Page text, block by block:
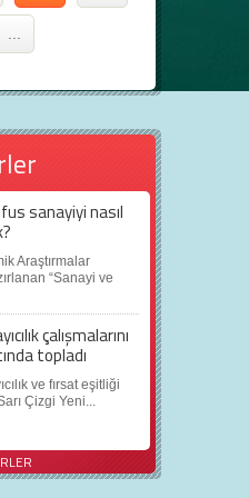
sanayiyi nasıl
Araştırmalar
“Sanayi ve
çalışmalarını
topladı
ve fırsat eşitliği
Çizgi Yeni...